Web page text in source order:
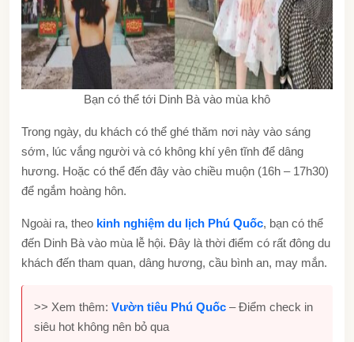
Bạn có thể tới Dinh Bà vào mùa khô
Trong ngày, du khách có thể ghé thăm nơi này vào sáng
sớm, lúc vắng người và có không khí yên tĩnh để dâng
hương. Hoặc có thể đến đây vào chiều muộn (16h – 17h30)
để ngắm hoàng hôn.
Ngoài ra, theo kinh nghiệm du lịch Phú Quốc, bạn có thể
đến Dinh Bà vào mùa lễ hội. Đây là thời điểm có rất đông du
khách đến tham quan, dâng hương, cầu bình an, may mắn.
>> Xem thêm: Vườn tiêu Phú Quốc – Điểm check in
siêu hot không nên bỏ qua